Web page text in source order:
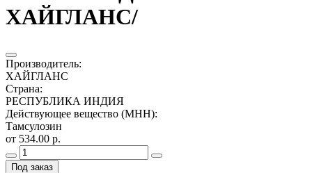
ХАЙГЛАНС/
Производитель:
ХАЙГЛАНС
Страна:
РЕСПУБЛИКА ИНДИЯ
Действующее вещество (МНН):
Тамсулозин
от 534.00 р.
Под заказ